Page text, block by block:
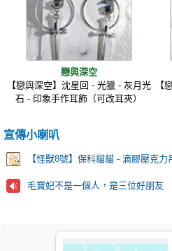
戀與深空
【戀與深空】沈星回 - 光獵 - 灰月光
石 - 印象手作耳飾（可改耳夾）
【
宣傳小喇叭
【怪獸8號】保科貓貓 - 滴膠壓克力
毛寶妃不是一個人，是三位好朋友